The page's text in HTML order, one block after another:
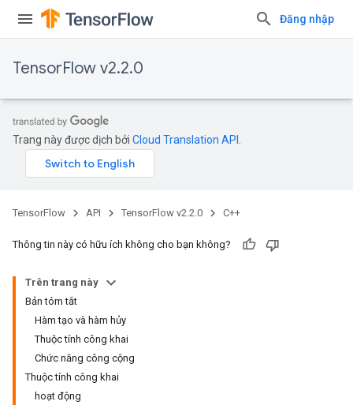
Đăng nhập
TensorFlow v2.2.0
Trang này được dịch bởi Cloud Translation API
TensorFlow API TensorFlow v2.2.0 C++
Thông tin này có hữu ích không cho bạn không?
Trên trang này
Bản tóm tắt
Hàm tạo và hàm hủy
Thuộc tính công khai
Chức năng công cộng
Thuộc tính công khai
hoạt động